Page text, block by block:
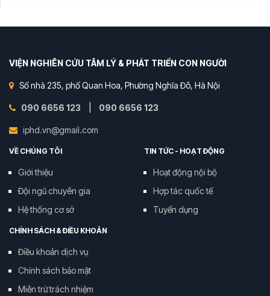
VIỆN NGHIÊN CỨU TÂM LÝ & PHÁT TRIỂN CON NGƯỜI
Số nhà 235, phố Quan Hoa, Phường Nghĩa Đô, Hà Nội
090 6656 123 090 6656 123
iphd.vn@gmail.com
VỀ CHÚNG TÔI
Giới thiệu
Đội ngũ chuyên gia
Hệ thống cơ sở
TIN TỨC - HOẠT ĐỘNG
Hoạt động nội bộ
Hợp tác quốc tế
Tuyển dụng
CHÍNH SÁCH & ĐIỀU KHOẢN
Điều khoản dịch vụ
Chính sách bảo mật
Miễn trừ trách nhiệm